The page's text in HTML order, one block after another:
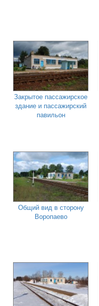
Закрытое пассажирское
здание и пассажирский
павильон
Общий вид в сторону
Воропаево